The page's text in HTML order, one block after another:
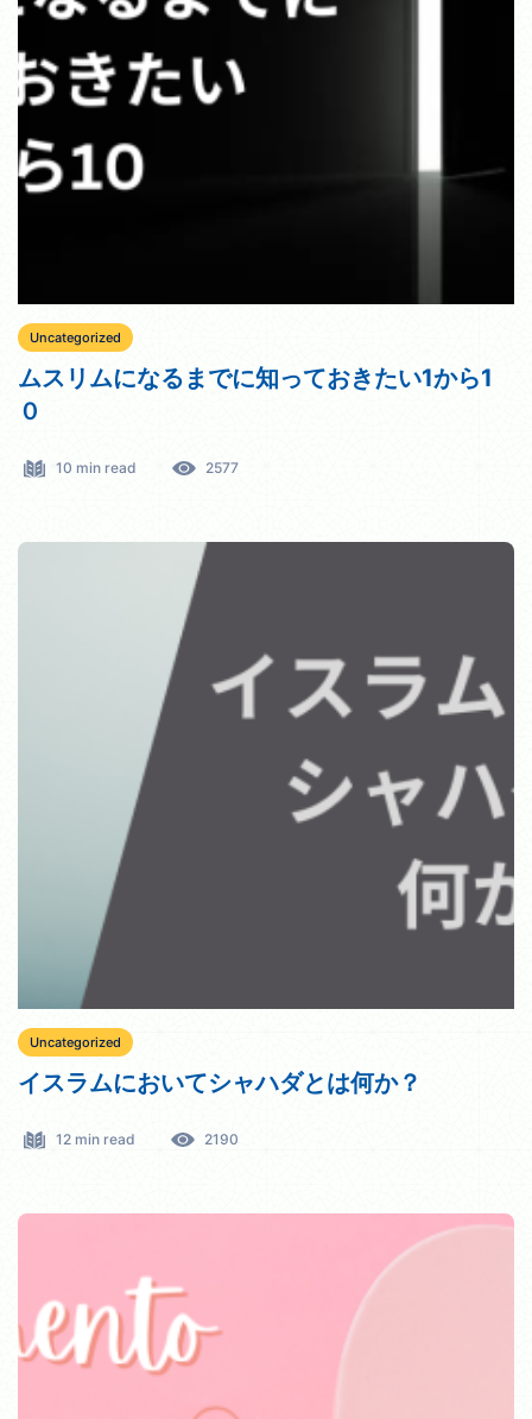
Uncategorized
ムスリムになるまでに知っておきたい1から1
０
10 min read 2577
Uncategorized
イスラムにおいてシャハダとは何か？
12 min read 2190